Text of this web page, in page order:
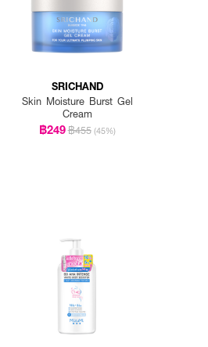
SRICHAND
Skin Moisture Burst Gel
Cream
฿249฿455 (45%)